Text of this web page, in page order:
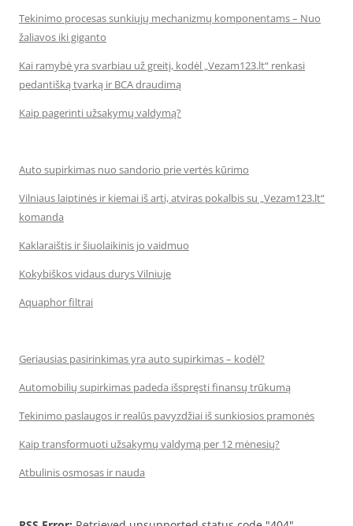
Tekinimo procesas sunkiųjų mechanizmų komponentams – Nuo
žaliavos iki giganto
Kai ramybė yra svarbiau už greitį, kodėl „Vezam123.lt“ renkasi
pedantišką tvarką ir BCA draudimą
Kaip pagerinti užsakymų valdymą?
Auto supirkimas nuo sandorio prie vertės kūrimo
Vilniaus laiptinės ir kiemai iš arti, atviras pokalbis su „Vezam123.lt“
komanda
Kaklaraištis ir šiuolaikinis jo vaidmuo
Kokybiškos vidaus durys Vilniuje
Aquaphor filtrai
Geriausias pasirinkimas yra auto supirkimas – kodėl?
Automobilių supirkimas padeda išspręsti finansų trūkumą
Tekinimo paslaugos ir realūs pavyzdžiai iš sunkiosios pramonės
Kaip transformuoti užsakymų valdymą per 12 mėnesių?
Atbulinis osmosas ir nauda